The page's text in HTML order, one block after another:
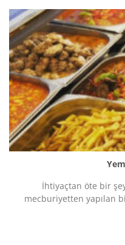
İhtiyaçtan öte bir
mecburiyetten yapılan